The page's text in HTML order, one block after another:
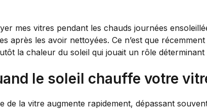
mes vitres pendant les chauds journées
après les avoir nettoyées. Ce n’est que
la chaleur du soleil qui jouait un rôle
le soleil chauffe votre
la vitre augmente rapidement, dépassant